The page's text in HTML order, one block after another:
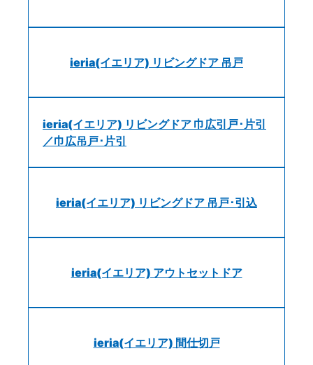
ieria(イエリア) リビングドア 吊戸
ieria(イエリア) リビングドア 巾広引戸･片引
／巾広吊戸･片引
ieria(イエリア) リビングドア 吊戸･引込
ieria(イエリア) アウトセットドア
ieria(イエリア) 間仕切戸